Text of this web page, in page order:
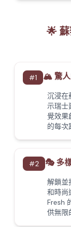
🌟
#1 🏔️ 驚人
沉浸在
示瑞士
覺效果
的每次
#2 🎭 多
解鎖並
和時尚
Fresh
供無限